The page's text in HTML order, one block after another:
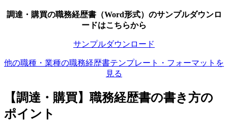
調達・購買の職務経歴書（Word形式）のサンプルダウンロ
ードはこちらから
サンプルダウンロード
他の職種・業種の職務経歴書テンプレート・フォーマットを
見る
【調達・購買】職務経歴書の書き方の
ポイント